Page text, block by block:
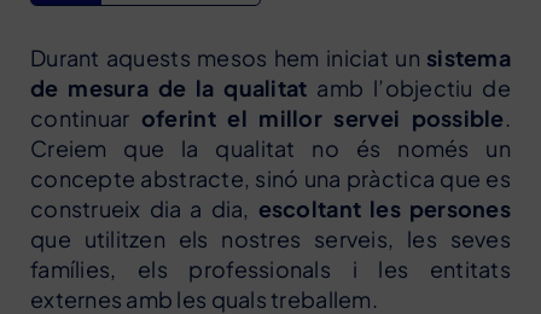
Durant aquests mesos hem iniciat un sistema
de mesura de la qualitat amb l’objectiu de
continuar oferint el millor servei possible
Creiem que la qualitat no és només un
concepte abstracte, sinó una pràctica que es
construeix dia a dia, escoltant les persones
que utilitzen els nostres serveis, les seves
famílies, els professionals i les entitats
externes amb les quals treballem.